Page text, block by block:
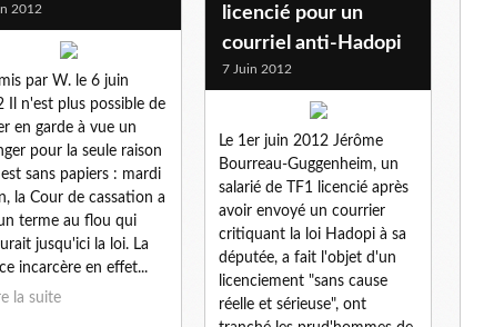
2012
par W. le 6 juin
Il n'est plus possible de
en garde à vue un
pour la seule raison
sans papiers : mardi
la Cour de cassation a
terme au flou qui
jusqu'ici la loi. La
incarcère en effet...
la suite
licencié pour un
courriel anti-Hadopi
7 Juin 2012
Le 1er juin 2012 Jérôme
Bourreau-Guggenheim, un
salarié de TF1 licencié après
avoir envoyé un courrier
critiquant la loi Hadopi à sa
députée, a fait l'objet d'un
licenciement "sans cause
réelle et sérieuse", ont